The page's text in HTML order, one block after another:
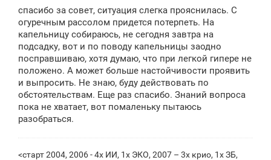
б
щ
е
н
и
спасибо за совет, ситуация слегка прояснилась. С
огуречным рассолом придется потерпеть. На
капельницу собираюсь, не сегодня завтра на
подсадку, вот и по поводу капельницы заодно
посправшиваю, хотя думаю, что при легкой гипере не
положено. А может больше настойчивости проявить
и выпросить. Не знаю, буду действовать по
обстоятельствам. Еще раз спасибо. Знаний вопроса
пока не хватает, вот помаленьку пытаюсь
разобраться.
<старт 2004, 2006 - 4х ИИ, 1х ЭКО, 2007 – 3х крио, 1х ЗБ,